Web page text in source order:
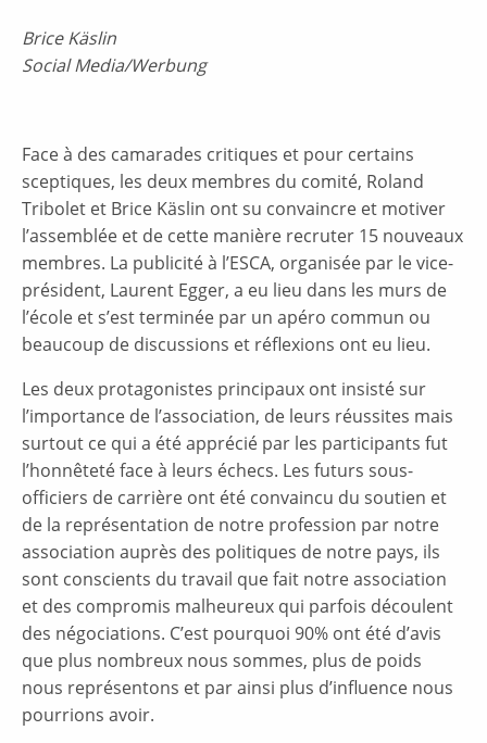
Brice Käslin
Social Media/Werbung
Face à des camarades critiques et pour certains
sceptiques, les deux membres du comité, Roland
Tribolet et Brice Käslin ont su convaincre et motiver
l’assemblée et de cette manière recruter 15 nouveaux
membres. La publicité à l’ESCA, organisée par le vice-
président, Laurent Egger, a eu lieu dans les murs de
l’école et s’est terminée par un apéro commun ou
beaucoup de discussions et réflexions ont eu lieu.
Les deux protagonistes principaux ont insisté sur
l’importance de l’association, de leurs réussites mais
surtout ce qui a été apprécié par les participants fut
l’honnêteté face à leurs échecs. Les futurs sous-
officiers de carrière ont été convaincu du soutien et
de la représentation de notre profession par notre
association auprès des politiques de notre pays, ils
sont conscients du travail que fait notre association
et des compromis malheureux qui parfois découlent
des négociations. C’est pourquoi 90% ont été d’avis
que plus nombreux nous sommes, plus de poids
nous représentons et par ainsi plus d’influence nous
pourrions avoir.